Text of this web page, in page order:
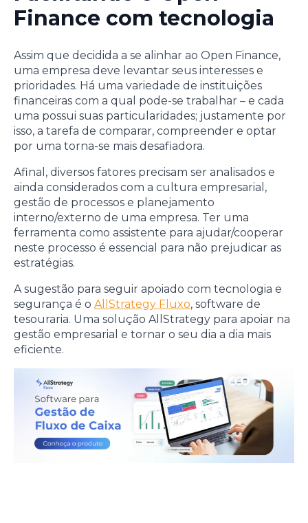
Finance com tecnologia
Assim que decidida a se alinhar ao Open Finance,
uma empresa deve levantar seus interesses e
prioridades. Há uma variedade de instituições
financeiras com a qual pode-se trabalhar – e cada
uma possui suas particularidades; justamente por
isso, a tarefa de comparar, compreender e optar
por uma torna-se mais desafiadora.
Afinal, diversos fatores precisam ser analisados e
ainda considerados com a cultura empresarial,
gestão de processos e planejamento
interno/externo de uma empresa. Ter uma
ferramenta como assistente para ajudar/cooperar
neste processo é essencial para não prejudicar as
estratégias.
A sugestão para seguir apoiado com tecnologia e
segurança é o AllStrategy Fluxo, software de
tesouraria. Uma solução AllStrategy para apoiar na
gestão empresarial e tornar o seu dia a dia mais
eficiente.